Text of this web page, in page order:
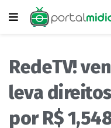
RedeTV!
leva
por R$